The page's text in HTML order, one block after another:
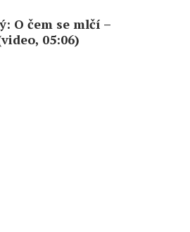
O čem se mlčí –
05:06)